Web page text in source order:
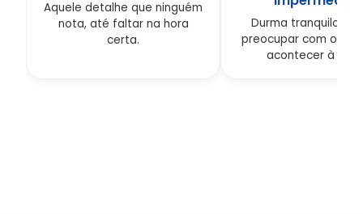
Aquele detalhe que ninguém
nota, até faltar na hora
certa.
Durma tranquilo,
preocupar com o
acontecer à